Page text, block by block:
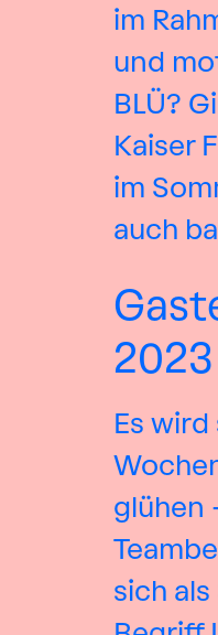
im
und
BLÜ?
Kaiser
im
auch
2023
Es
glühen
sich